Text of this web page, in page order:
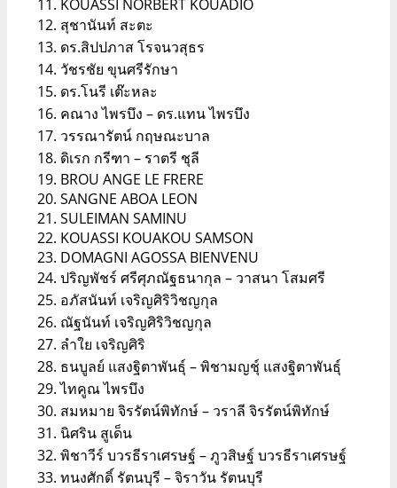
KOUASSI NORBERT KOUADIO
สุชานันท์ สะตะ
ดร.สิปปภาส โรจนวสุธร
วัชรชัย ขุนศรีรักษา
ดร.โนรี เต๊ะหละ
คณาง ไพรบึง – ดร.แทน ไพรบึง
วรรณารัตน์ กฤษณะบาล
ดิเรก กรีฑา – ราตรี ชุลี
BROU ANGE LE FRERE
SANGNE ABOA LEON
SULEIMAN SAMINU
KOUASSI KOUAKOU SAMSON
DOMAGNI AGOSSA BIENVENU
ปริญพัชร์ ศรีศุภณัฐธนากุล – วาสนา โสมศรี
อภัสนันท์ เจริญศิริวิชญกุล
ณัฐนันท์ เจริญศิริวิชญกุล
ลำใย เจริญศิริ
ธนบูลย์ แสงฐิตาพันธุ์ – พิชามญชุ์ แสงฐิตาพันธุ์
ไทคูณ ไพรบึง
สมหมาย จิรรัตน์พิทักษ์ – วราลี จิรรัตน์พิทักษ์
นิศริน สูเด็น
พิชาวีร์ บวรธีราเศรษฐ์ – ภูวสิษฐ์ บวรธีราเศรษฐ์
ทนงศักดิ์ รัตนบุรี – จิราวัน รัตนบุรี